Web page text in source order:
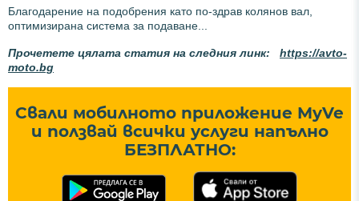
Благодарение на подобрения като по-здрав колянов вал,
оптимизирана система за подаване...
Прочетете цялата статия на следния линк: https://avto-
moto.bg
Свали мобилното приложение MyVe
и ползвай всички услуги напълно
БЕЗПЛАТНО: